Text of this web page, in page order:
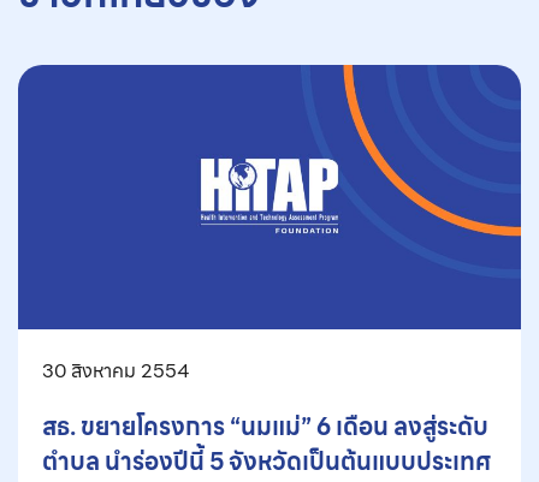
30 สิงหาคม 2554
สธ. ขยายโครงการ “นมแม่” 6 เดือน ลงสู่ระดับ
ตำบล นำร่องปีนี้ 5 จังหวัดเป็นต้นแบบประเทศ